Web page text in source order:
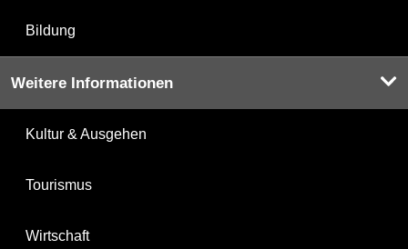
Bildung
Weitere Informationen
Kultur & Ausgehen
Tourismus
Wirtschaft